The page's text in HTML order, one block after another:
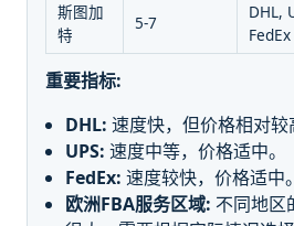
斯图加
特
5-7
DHL,
FedEx
重要指标:
DHL: 速度快，但价格相对较
UPS: 速度中等，价格适中。
FedEx: 速度较快，价格适中。
欧洲FBA服务区域: 不同地区